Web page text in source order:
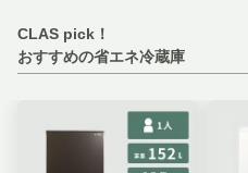
CLAS pick！
おすすめの省エネ冷蔵庫